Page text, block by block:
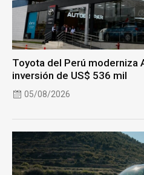
Toyota del Perú moderniza
inversión de US$ 536 mil
05/08/2026